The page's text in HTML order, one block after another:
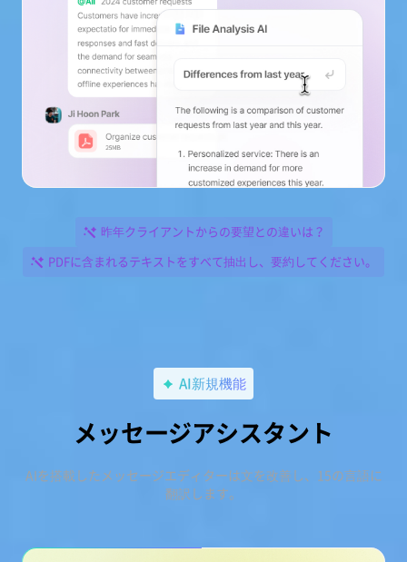
昨年クライアントからの要望との違いは？
PDFに含まれるテキストをすべて抽出し、要約してください。
AI新規機能
メッセージアシスタント
AIを搭載したメッセージエディターは文を改善し、15の言語に
翻訳します。